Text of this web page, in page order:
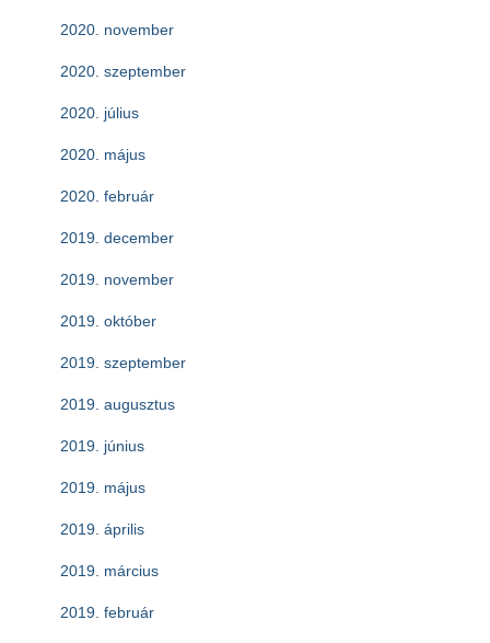
2020. november
2020. szeptember
2020. július
2020. május
2020. február
2019. december
2019. november
2019. október
2019. szeptember
2019. augusztus
2019. június
2019. május
2019. április
2019. március
2019. február